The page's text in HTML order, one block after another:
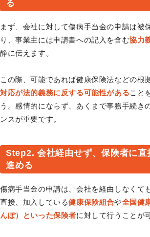
る
まず、会社に対して傷病手当金の申請は被
り、事業主には申請書への記入を含む協力
静に伝えます。
この際、可能であれば健康保険法などの根
対応が法的義務に反する可能性があること
う。感情的にならず、あくまで事務手続き
ンスが重要です。
Step2. 会社経由せず、保険者に直
進める
傷病手当金の申請は、会社を経由しなくて
直接、加入している健康保険組合や全国健
んぽ）といった保険者に対して行うことが